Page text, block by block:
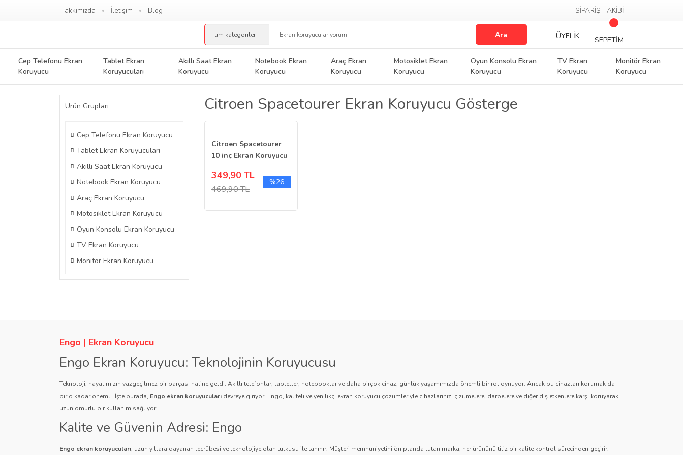
Hakkımızda İletişim Blog SİPARİŞ TAKİBİ
Ara ÜYELİK SEPETİM
Cep Telefonu Ekran
Koruyucu
Tablet Ekran
Koruyucuları
Akıllı Saat Ekran
Koruyucu
Notebook Ekran
Koruyucu
Araç Ekran
Koruyucu
Motosiklet Ekran
Koruyucu
Oyun Konsolu Ekran
Koruyucu
TV Ekran
Koruyucu
Monitör Ekran
Koruyucu
Ürün Grupları
Cep Telefonu Ekran Koruyucu
Tablet Ekran Koruyucuları
Akıllı Saat Ekran Koruyucu
Notebook Ekran Koruyucu
Araç Ekran Koruyucu
Motosiklet Ekran Koruyucu
Oyun Konsolu Ekran Koruyucu
TV Ekran Koruyucu
Monitör Ekran Koruyucu
Citroen Spacetourer Ekran Koruyucu Gösterge
Citroen Spacetourer
10 inç Ekran Koruyucu
349,90 TL
469,90 TL
%26
Engo | Ekran Koruyucu
Engo Ekran Koruyucu: Teknolojinin Koruyucusu
Teknoloji, hayatımızın vazgeçilmez bir parçası haline geldi. Akıllı telefonlar, tabletler, notebooklar ve daha birçok cihaz, günlük yaşamımızda önemli bir rol oynuyor. Ancak bu cihazları korumak da
bir o kadar önemli. İşte burada, Engo ekran koruyucuları devreye giriyor. Engo, kaliteli ve yenilikçi ekran koruyucu çözümleriyle cihazlarınızı çizilmelere, darbelere ve diğer dış etkenlere karşı koruyarak,
uzun ömürlü bir kullanım sağlıyor.
Kalite ve Güvenin Adresi: Engo
Engo ekran koruyucuları, uzun yıllara dayanan tecrübesi ve teknolojiye olan tutkusu ile tanınır. Müşteri memnuniyetini ön planda tutan marka, her ürününü titiz bir kalite kontrol sürecinden geçirir.